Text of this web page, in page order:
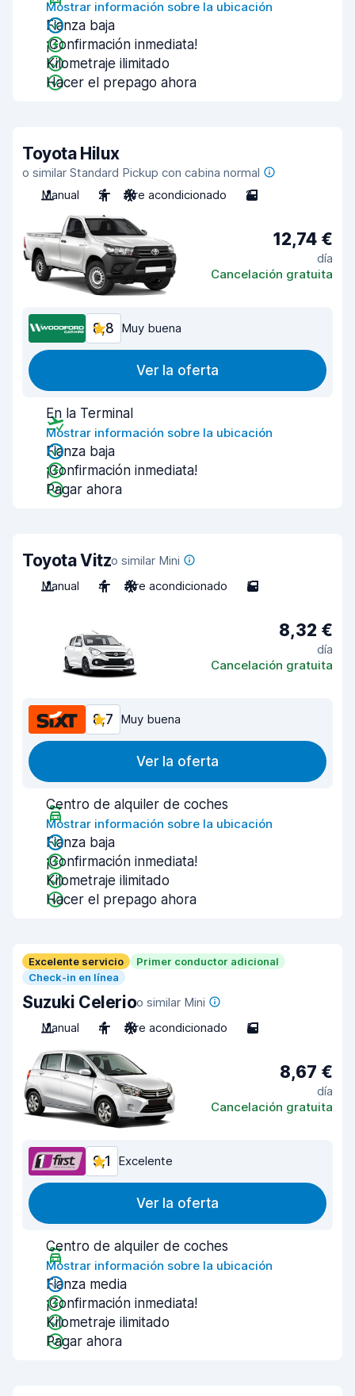
Mostrar información sobre la ubicación
Fianza baja
¡Confirmación inmediata!
Kilometraje ilimitado
Hacer el prepago ahora
Toyota Hilux
o similar Standard Pickup con cabina normal
Manual
2 Aire acondicionado 2
12,74 €
día
Cancelación gratuita
8,8 Muy buena
Ver la oferta
En la Terminal
Mostrar información sobre la ubicación
Fianza baja
¡Confirmación inmediata!
Pagar ahora
Toyota Vitzo similar Mini
Manual
4 Aire acondicionado 5
8,32 €
día
Cancelación gratuita
8,7 Muy buena
Ver la oferta
Centro de alquiler de coches
Mostrar información sobre la ubicación
Fianza baja
¡Confirmación inmediata!
Kilometraje ilimitado
Hacer el prepago ahora
Excelente servicio
Primer conductor adicional
Check-in en línea
Suzuki Celerioo similar Mini
Manual
4 Aire acondicionado 5
8,67 €
día
Cancelación gratuita
9,1 Excelente
Ver la oferta
Centro de alquiler de coches
Mostrar información sobre la ubicación
Fianza media
¡Confirmación inmediata!
Kilometraje ilimitado
Pagar ahora